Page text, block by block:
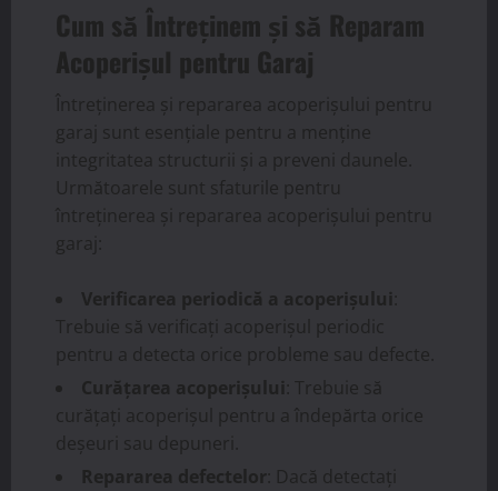
Cum să Întreținem și să Reparam
Acoperișul pentru Garaj
Întreținerea și repararea acoperișului pentru
garaj sunt esențiale pentru a menține
integritatea structurii și a preveni daunele.
Următoarele sunt sfaturile pentru
întreținerea și repararea acoperișului pentru
garaj:
Verificarea periodică a acoperișului
Trebuie să verificați acoperișul periodic
pentru a detecta orice probleme sau defecte.
Curățarea acoperișului : Trebuie să
curățați acoperișul pentru a îndepărta orice
deșeuri sau depuneri.
Repararea defectelor : Dacă detectați